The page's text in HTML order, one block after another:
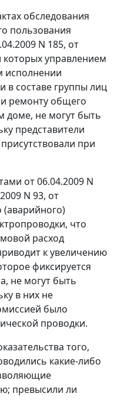
обследования
пользования
N 185, от
которых управлением
исполнении
составе группы лиц
ремонту общего
доме, не могут быть
представители
при
от 06.04.2009 N
N 93, от
(аварийного)
что
расход
к увеличению
фиксируется
не могут быть
в них не
было
проводки.
того,
какие-либо
превысили ли